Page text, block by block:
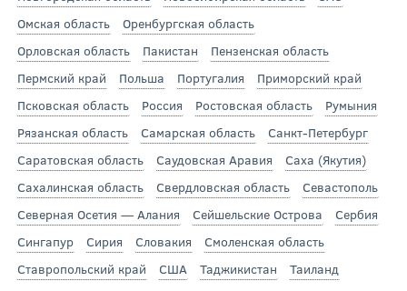
Омская область
Оренбургская область
Орловская область
Пакистан
Пензенская область
Пермский край
Польша Португалия
Приморский край
Псковская область
Россия Ростовская область
Румыния
Рязанская область
Самарская область
Санкт-Петербург
Саратовская область
Саудовская Аравия
Саха (Якутия)
Сахалинская область
Свердловская область
Севастополь
Северная Осетия — Алания
Сейшельские Острова
Сербия
Сингапур
Сирия Словакия
Смоленская область
Ставропольский край
США Таджикистан
Таиланд